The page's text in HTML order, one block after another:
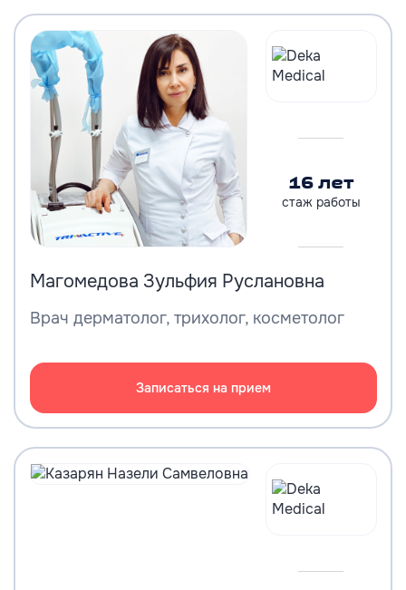
16 лет
стаж работы
Магомедова Зульфия Руслановна
Врач дерматолог, трихолог, косметолог
Записаться на прием